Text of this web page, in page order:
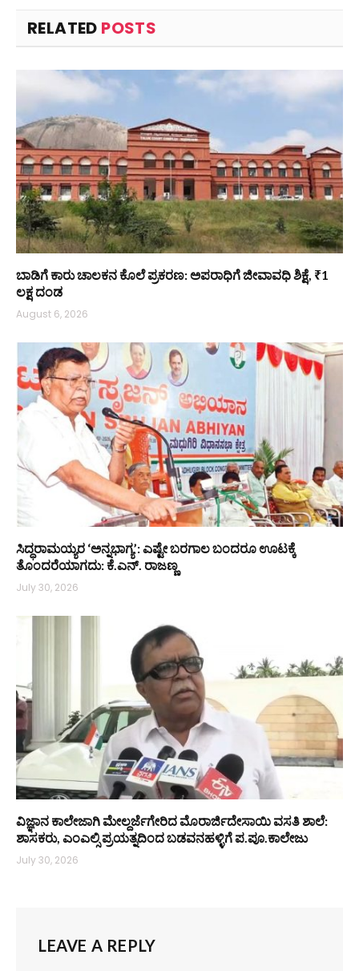
RELATED POSTS
ಬಾಡಿಗೆ ಕಾರು ಚಾಲಕನ ಕೊಲೆ ಪ್ರಕರಣ: ಅಪರಾಧಿಗೆ ಜೀವಾವಧಿ ಶಿಕ್ಷೆ, ₹1
ಲಕ್ಷ ದಂಡ
August 6, 2026
ಸಿದ್ಧರಾಮಯ್ಯರ ‘ಅನ್ನಭಾಗ್ಯ’: ಎಷ್ಟೇ ಬರಗಾಲ ಬಂದರೂ ಊಟಕ್ಕೆ
ತೊಂದರೆಯಾಗದು: ಕೆ.ಎನ್. ರಾಜಣ್ಣ
July 30, 2026
ವಿಜ್ಞಾನ ಕಾಲೇಜಾಗಿ ಮೇಲ್ದರ್ಜೆಗೇರಿದ ಮೊರಾರ್ಜಿದೇಸಾಯಿ ವಸತಿ ಶಾಲೆ:
ಶಾಸಕರು, ಎಂಎಲ್ಸಿ ಪ್ರಯತ್ನದಿಂದ ಬಡವನಹಳ್ಳಿಗೆ ಪ.ಪೂ.ಕಾಲೇಜು
July 30, 2026
LEAVE A REPLY